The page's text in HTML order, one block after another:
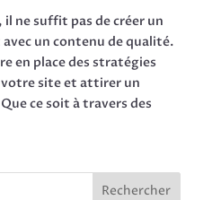
il ne suffit pas de créer un
un contenu de qualité.
en place des stratégies
site et attirer un
ce soit à travers des
Rechercher